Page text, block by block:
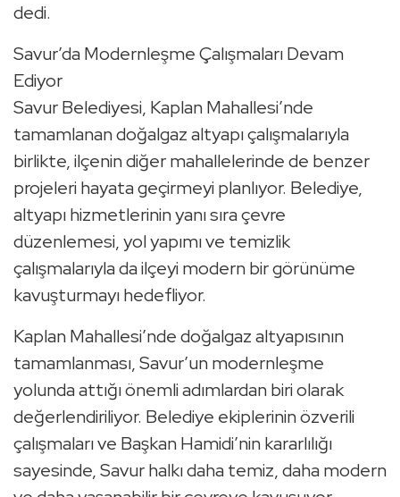
dedi.
Savur’da Modernleşme Çalışmaları Devam
Ediyor
Savur Belediyesi, Kaplan Mahallesi’nde
tamamlanan doğalgaz altyapı çalışmalarıyla
birlikte, ilçenin diğer mahallelerinde de benzer
projeleri hayata geçirmeyi planlıyor. Belediye,
altyapı hizmetlerinin yanı sıra çevre
düzenlemesi, yol yapımı ve temizlik
çalışmalarıyla da ilçeyi modern bir görünüme
kavuşturmayı hedefliyor.
Kaplan Mahallesi’nde doğalgaz altyapısının
tamamlanması, Savur’un modernleşme
yolunda attığı önemli adımlardan biri olarak
değerlendiriliyor. Belediye ekiplerinin özverili
çalışmaları ve Başkan Hamidi’nin kararlılığı
sayesinde, Savur halkı daha temiz, daha modern